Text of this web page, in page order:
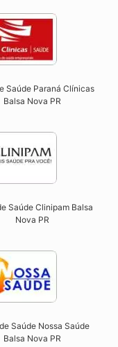
Saúde Paraná Clínicas
Balsa Nova PR
Saúde Clinipam Balsa
Nova PR​
Saúde Nossa Saúde
Balsa Nova PR​